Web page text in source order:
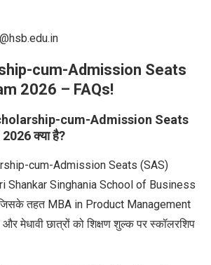
cum-Admission Seats
2026 – FAQs!
cum-Admission Seats
क्या है?
cum-Admission Seats (SAS)
Shankar Singhania School of Business
तहतMBA in Product Management
और मेधावी छात्रों को शिक्षण शुल्क पर स्कॉलरशिप